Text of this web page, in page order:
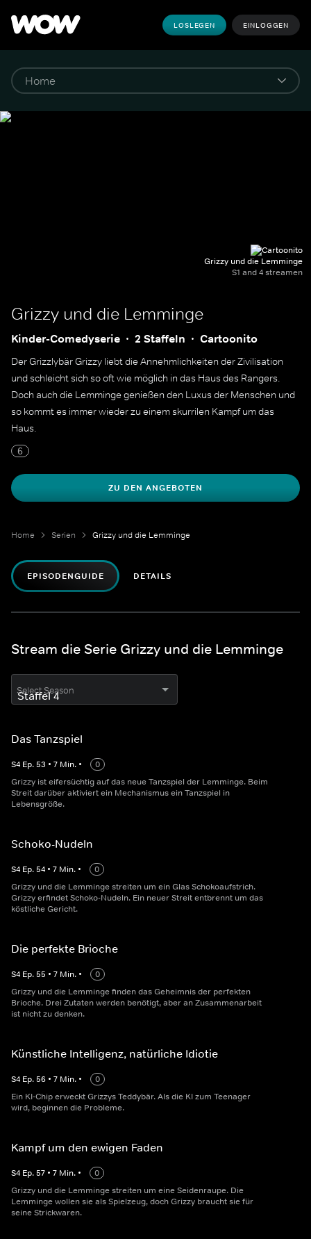
LOSLEGEN EINLOGGEN
Grizzy und die Lemminge
S1 and 4 streamen
Grizzy und die Lemminge
Kinder-Comedyserie 2 Staffeln Cartoonito
Der Grizzlybär Grizzy liebt die Annehmlichkeiten der Zivilisation
und schleicht sich so oft wie möglich in das Haus des Rangers.
Doch auch die Lemminge genießen den Luxus der Menschen und
so kommt es immer wieder zu einem skurrilen Kampf um das
Haus.
6
ZU DEN ANGEBOTEN
Home Serien Grizzy und die Lemminge
EPISODENGUIDE DETAILS
Stream die Serie Grizzy und die Lemminge
Select Season
Das Tanzspiel
S4 Ep.53 • 7 Min. •
0
Grizzy ist eifersüchtig auf das neue Tanzspiel der Lemminge. Beim
Streit darüber aktiviert ein Mechanismus ein Tanzspiel in
Lebensgröße.
Schoko-Nudeln
S4 Ep.54 • 7 Min. •
0
Grizzy und die Lemminge streiten um ein Glas Schokoaufstrich.
Grizzy erfindet Schoko-Nudeln. Ein neuer Streit entbrennt um das
köstliche Gericht.
Die perfekte Brioche
S4 Ep.55 • 7 Min. •
0
Grizzy und die Lemminge finden das Geheimnis der perfekten
Brioche. Drei Zutaten werden benötigt, aber an Zusammenarbeit
ist nicht zu denken.
Künstliche Intelligenz, natürliche Idiotie
S4 Ep.56 • 7 Min. •
0
Ein KI-Chip erweckt Grizzys Teddybär. Als die KI zum Teenager
wird, beginnen die Probleme.
Kampf um den ewigen Faden
S4 Ep.57 • 7 Min. •
0
Grizzy und die Lemminge streiten um eine Seidenraupe. Die
Lemminge wollen sie als Spielzeug, doch Grizzy braucht sie für
seine Strickwaren.